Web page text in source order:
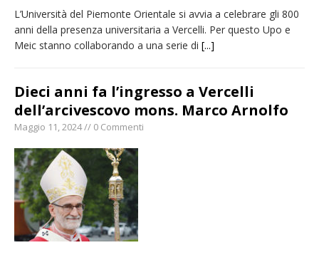
L’Università del Piemonte Orientale si avvia a celebrare gli 800
anni della presenza universitaria a Vercelli. Per questo Upo e
Meic stanno collaborando a una serie di [...]
Dieci anni fa l’ingresso a Vercelli
dell’arcivescovo mons. Marco Arnolfo
Maggio 11, 2024 // 0 Commenti